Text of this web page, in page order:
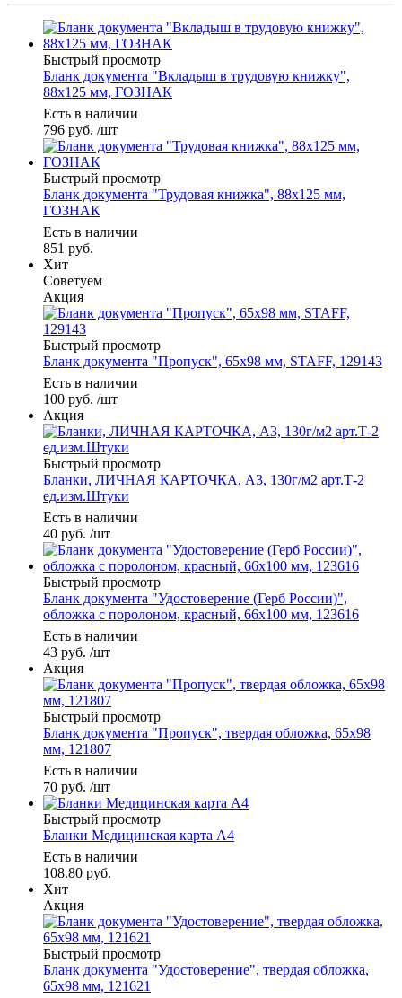
Быстрый просмотр
Бланк документа "Вкладыш в трудовую книжку",
88х125 мм, ГОЗНАК
Есть в наличии
796 руб. /шт
Быстрый просмотр
Бланк документа "Трудовая книжка", 88х125 мм,
ГОЗНАК
Есть в наличии
851 руб.
Хит
Советуем
Акция
Быстрый просмотр
Бланк документа "Пропуск", 65х98 мм, STAFF, 129143
Есть в наличии
100 руб. /шт
Акция
Быстрый просмотр
Бланки, ЛИЧНАЯ КАРТОЧКА, А3, 130г/м2 арт.Т-2
ед.изм.Штуки
Есть в наличии
40 руб. /шт
Быстрый просмотр
Бланк документа "Удостоверение (Герб России)",
обложка с поролоном, красный, 66х100 мм, 123616
Есть в наличии
43 руб. /шт
Акция
Быстрый просмотр
Бланк документа "Пропуск", твердая обложка, 65х98
мм, 121807
Есть в наличии
70 руб. /шт
Быстрый просмотр
Бланки Медицинская карта А4
Есть в наличии
108.80 руб.
Хит
Акция
Быстрый просмотр
Бланк документа "Удостоверение", твердая обложка,
65х98 мм, 121621